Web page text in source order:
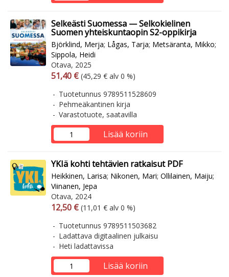
Selkeästi Suomessa — Selkokielinen
Suomen yhteiskuntaopin S2-oppikirja
Björklind, Merja; Lågas, Tarja; Metsäranta, Mikko;
Sippola, Heidi
Otava, 2025
Arvonlisäverollinen hinta
51,40 € Arvonlisäveroton hinta
(45,29 € alv 0 %)
Tuotetunnus 9789511528609
Pehmeäkantinen kirja
Varastotuote, saatavilla
Lisää koriin
YKIä kohti tehtävien ratkaisut PDF
Heikkinen, Larisa; Nikonen, Mari; Ollilainen, Maiju;
Viinanen, Jepa
Otava, 2024
Arvonlisäverollinen hinta
12,50 € Arvonlisäveroton hinta
(11,01 € alv 0 %)
Tuotetunnus 9789511503682
Ladattava digitaalinen julkaisu
Heti ladattavissa
Lisää koriin